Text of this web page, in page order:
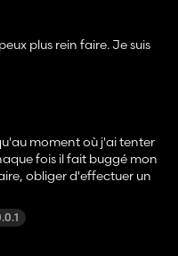
plus rein faire. Je suis
moment où j'ai tenter
fois il fait buggé mon
obliger d'effectuer un